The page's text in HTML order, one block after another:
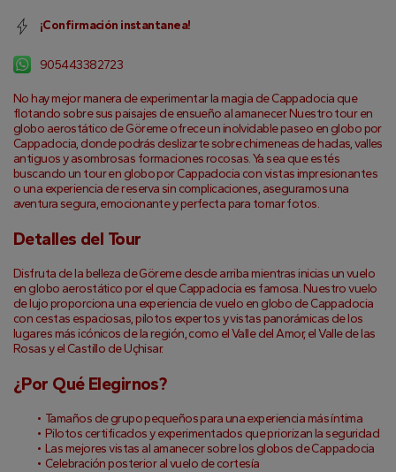
No hay mejor manera de experimentar la magia de Cappadocia que
flotando sobre sus paisajes de ensueño al amanecer. Nuestro tour en
globo aerostático de Göreme ofrece un inolvidable paseo en globo por
Cappadocia, donde podrás deslizarte sobre chimeneas de hadas, valles
antiguos y asombrosas formaciones rocosas. Ya sea que estés
buscando un tour en globo por Cappadocia con vistas impresionantes
o una experiencia de reserva sin complicaciones, aseguramos una
aventura segura, emocionante y perfecta para tomar fotos.
Detalles del Tour
Disfruta de la belleza de Göreme desde arriba mientras inicias un vuelo
en globo aerostático por el que Cappadocia es famosa. Nuestro vuelo
de lujo proporciona una experiencia de vuelo en globo de Cappadocia
con cestas espaciosas, pilotos expertos y vistas panorámicas de los
lugares más icónicos de la región, como el Valle del Amor, el Valle de las
Rosas y el Castillo de Uçhisar.
¿Por Qué Elegirnos?
Tamaños de grupo pequeños para una experiencia más íntima
Pilotos certificados y experimentados que priorizan la seguridad
Las mejores vistas al amanecer sobre los globos de Cappadocia
Celebración posterior al vuelo de cortesía
¡Confirmación instantanea!
905443382723